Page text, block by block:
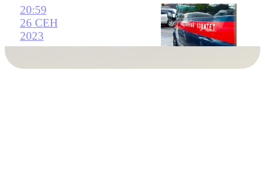
20:59
26 СЕН
2023